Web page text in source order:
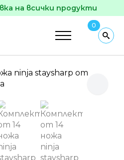
на всички продукти
0